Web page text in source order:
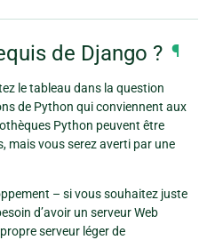
de Django ? ¶
le tableau dans la question
de Python qui conviennent aux
Python peuvent être
mais vous serez averti par une
– si vous souhaitez juste
d’avoir un serveur Web
serveur léger de